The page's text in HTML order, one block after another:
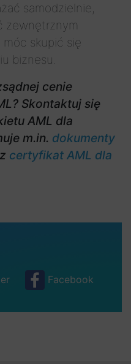
samodzielnie,
zewnętrznym
skupić się
biznesu.
cenie
Skontaktuj się
AML dla
m.in. dokumenty
certyfikat AML dla
Facebook